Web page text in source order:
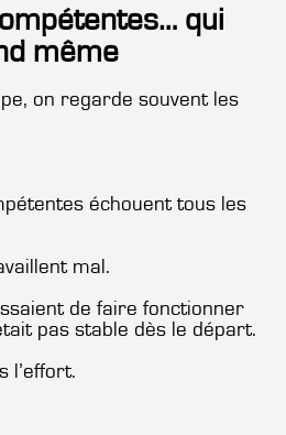
qui
même
on regarde souvent les
échouent tous les
mal.
de faire fonctionner
pas stable dès le départ.
l’effort.